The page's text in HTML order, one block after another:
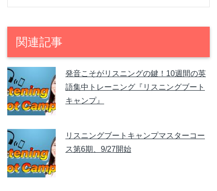
関連記事
発音こそがリスニングの鍵！10週間の英
語集中トレーニング『リスニングブート
キャンプ』
リスニングブートキャンプマスターコー
ス第6期、9/27開始